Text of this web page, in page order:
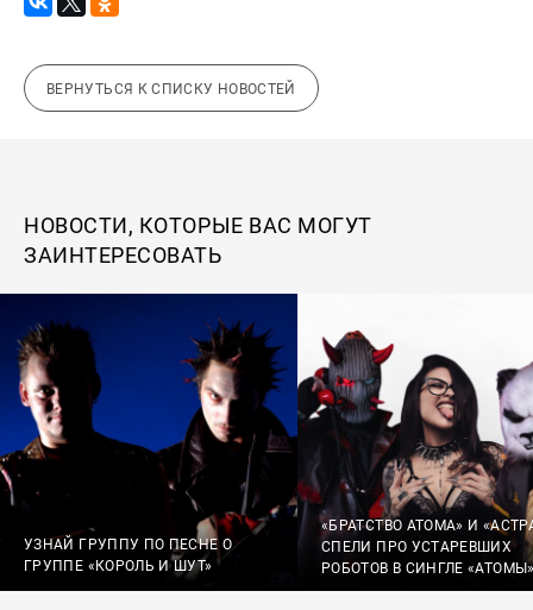
ВЕРНУТЬСЯ К СПИСКУ НОВОСТЕЙ
НОВОСТИ, КОТОРЫЕ ВАС МОГУТ
ЗАИНТЕРЕСОВАТЬ
УЗНАЙ ГРУППУ ПО ПЕСНЕ О
ГРУППЕ «КОРОЛЬ И ШУТ»
«БРАТСТВО АТОМА» И
СПЕЛИ ПРО УСТАРЕВШИХ
РОБОТОВ В СИНГЛЕ